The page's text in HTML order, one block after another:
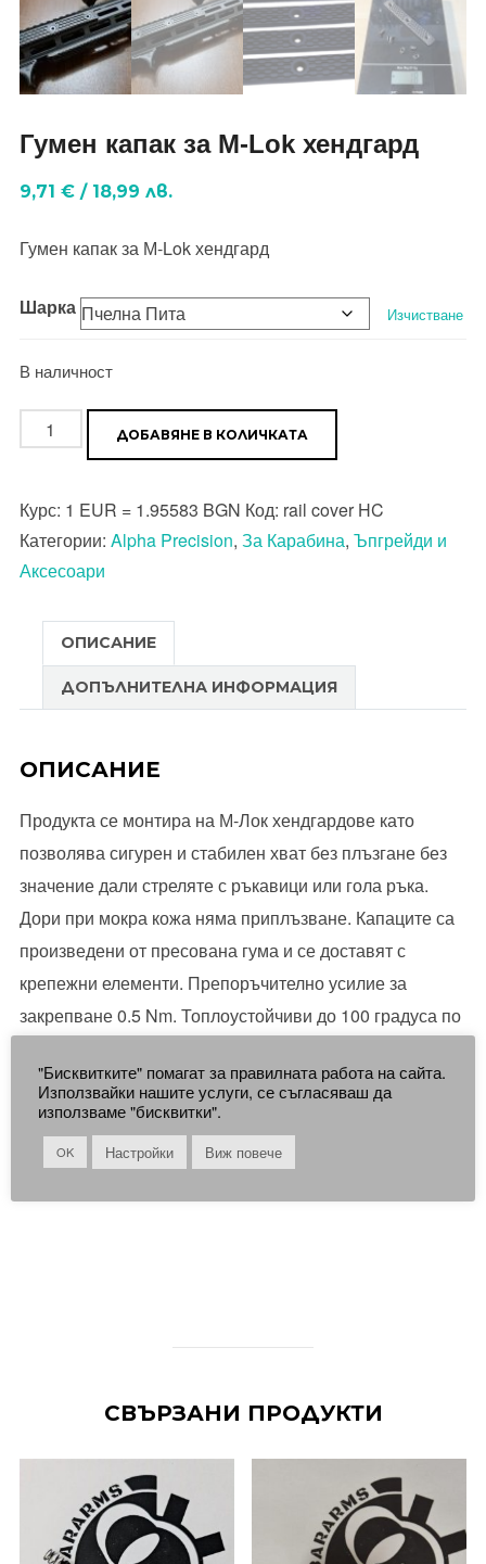
Гумен капак за М-Lok хендгард
9,71 € / 18,99 лв.
Гумен капак за М-Lok хендгард
Шарка Изчистване
В наличност
количество
за
капак
за
М-
хендгард
ДОБАВЯНЕ В КОЛИЧКАТА
Курс: 1 EUR = 1.95583 BGN Код: rail cover HC
Категории: Alpha Precision, За Карабина, Ъпгрейди и
Аксесоари
ОПИСАНИЕ
ДОПЪЛНИТЕЛНА ИНФОРМАЦИЯ
ОПИСАНИЕ
Продукта се монтира на М-Лок хендгардове като
позволява сигурен и стабилен хват без плъзгане без
значение дали стреляте с ръкавици или гола ръка.
Дори при мокра кожа няма приплъзване. Капаците са
произведени от пресована гума и се доставят с
крепежни елементи. Препоръчително усилие за
закрепване 0.5 Nm. Топлоустойчиви до 100 градуса по
Цената е за 1 бр.
СВЪРЗАНИ ПРОДУКТИ
"Бисквитките" помагат за правилната работа на сайта.
Използвайки нашите услуги, се съгласяваш да
използваме "бисквитки".
OK Настройки Виж повече